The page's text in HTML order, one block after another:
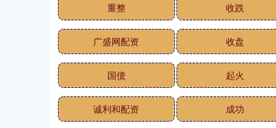
重整 收跌
广盛网配资 收盘
国债 起火
诚利和配资 成功